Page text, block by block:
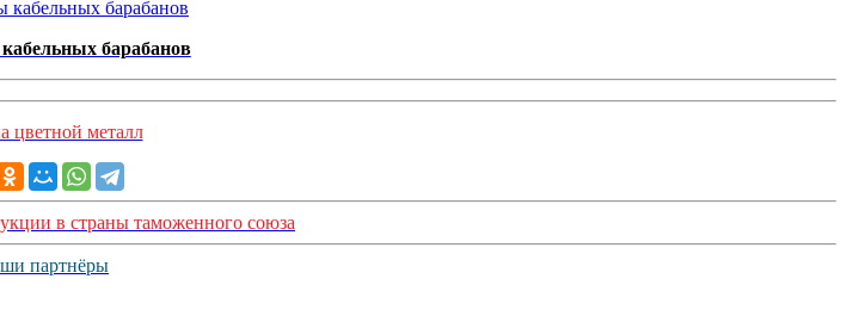
барабанов
цветной металл
в страны таможенного союза
партнёры